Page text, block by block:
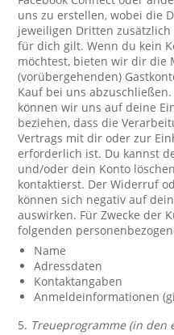
uns zu erstellen, wobei die
jeweiligen Dritten
für dich gilt. Wenn du kein
möchtest, bieten wir dir die
(vorübergehenden)
Kauf bei uns
können wir uns auf deine
beziehen, dass die
Vertrags mit dir oder zur
erforderlich ist. Du kannst
und/oder dein Konto
kontaktierst. Der Widerruf
können sich negativ auf
auswirken. Für Zwecke der
folgenden
Name
Adressdaten
Kontaktangaben
Anmeldeinformationen
5. Treueprogramme (in den